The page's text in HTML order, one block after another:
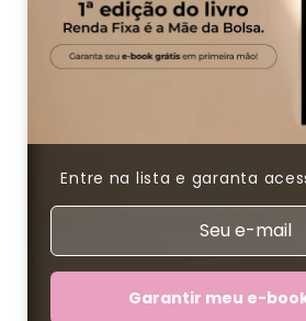
Entre na lista e garanta
Garantir meu e-